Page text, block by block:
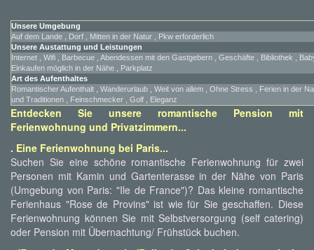
Unsere Umgebung
Auf dem Lande , Dorf , Mitten in der Natur , Pkw erforderlich
Unsere Austattung und Leistungen
Internet , Wifi , Barbecue , Abendessen mit den Gastgebern , Geschäfte , Bibliothek ,
Einkaufen möglich in der Nähe , Parkplatz
Art des Aufenthaltes
Romantischer Aufenthalt , Wanderurlaub , Weit von allem , Ohne Stress , Ferien in der
und Traditionen , Feinschmecker , Golf , Eleganz
Entdecken Sie unsere romantische Pension mit
Ferienwohnung und Privatzimmern...
. Eine Ferienwohnung bei Paris...
Suchen Sie eine schöne romantische Ferienwohnung für zwei
Personen mit Kamin und Gartenterasse in der Nähe von Paris
(Umgebung von Paris: "Ile de France")? Das kleine romantische
Ferienhaus "Rose de Provins" ist wie für Sie geschaffen. Diese
Ferienwohnung können Sie mit Selbstversorgung (self catering)
oder Pension mit Übernachtung/ Frühstück buchen.